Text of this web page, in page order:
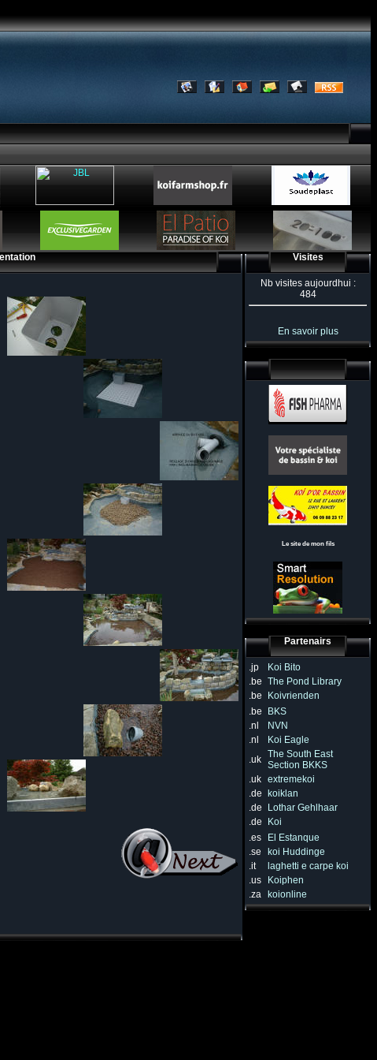
Visites
Nb visites aujourdhui :
484
En savoir plus
Le site de mon fils
Partenairs
.jp
Koi Bito
.be The Pond Library
.be
Koivrienden
.be
BKS
.nl
NVN
.nl
Koi Eagle
.uk The South East
Section BKKS
.uk extremekoi
.de
koiklan
.de
Lothar Gehlhaar
.de
Koi
.es
El Estanque
.se
koi Huddinge
.it
laghetti e carpe koi
.us
Koiphen
.za
koionline